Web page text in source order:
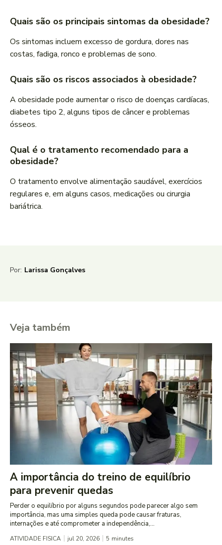
Quais são os principais sintomas da obesidade?
Os sintomas incluem excesso de gordura, dores nas
costas, fadiga, ronco e problemas de sono.
Quais são os riscos associados à obesidade?
A obesidade pode aumentar o risco de doenças cardíacas,
diabetes tipo 2, alguns tipos de câncer e problemas
ósseos.
Qual é o tratamento recomendado para a
obesidade?
O tratamento envolve alimentação saudável, exercícios
regulares e, em alguns casos, medicações ou cirurgia
bariátrica.
Por: Larissa Gonçalves
Veja também
A importância do treino de equilíbrio
para prevenir quedas
Perder o equilíbrio por alguns segundos pode parecer algo sem
importância, mas uma simples queda pode causar fraturas,
internações e até comprometer a independência,...
ATIVIDADE FISICA jul 20, 2026 5 minutes